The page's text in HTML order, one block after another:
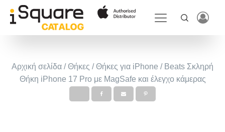
Αρχική σελίδα /Θήκες /Θήκες για iPhone / Beats Σκληρή
Θήκη iPhone 17 Pro με MagSafe και έλεγχο κάμερας